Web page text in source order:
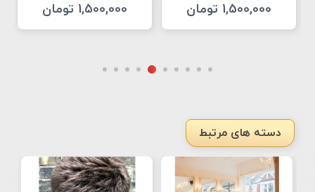
1,500,000 تومان 1,500,000 تومان
دسته های مرتبط